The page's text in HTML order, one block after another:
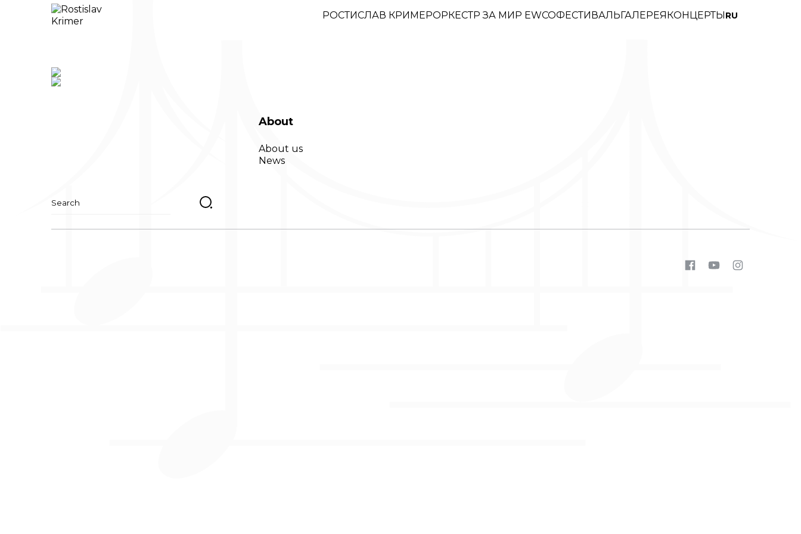
РОСТИСЛАВ КРИМЕРОРКЕСТР ЗА МИР EWCOФЕСТИВАЛЬГАЛЕРЕЯКОНЦЕРТЫRU
About
About us
News